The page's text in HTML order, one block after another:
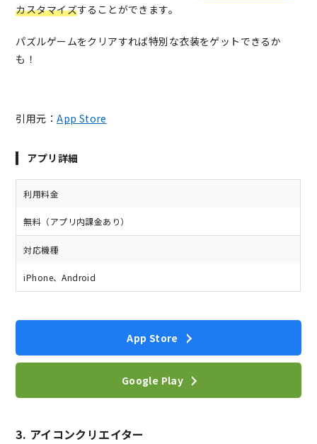
カスタマイズすることができます。
パズルゲームをクリアすれば特別な衣装をゲットできるか
も！
引用元：App Store
アプリ詳細
利用料金
無料（アプリ内課金あり）
対応機種
iPhone、Android
App Store
Google Play
3. アイコンクリエイター